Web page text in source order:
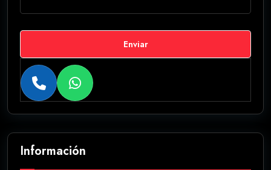
Enviar
Información